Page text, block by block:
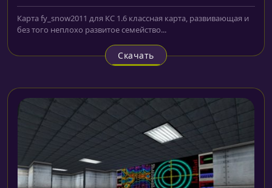
Карта fy_snow2011 для КС 1.6 классная карта, развивающая и
без того неплохо развитое семейство...
Скачать